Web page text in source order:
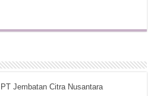
Jembatan Citra Nusantara